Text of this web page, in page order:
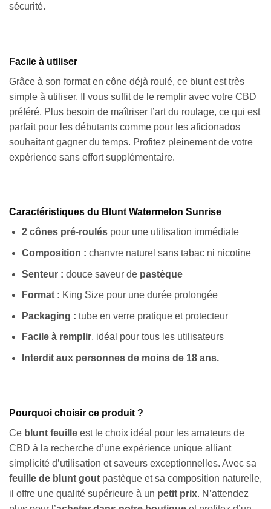
sécurité.
Facile à utiliser
Grâce à son format en cône déjà roulé, ce blunt est très
simple à utiliser. Il vous suffit de le remplir avec votre CBD
préféré. Plus besoin de maîtriser l’art du roulage, ce qui est
parfait pour les débutants comme pour les aficionados
souhaitant gagner du temps. Profitez pleinement de votre
expérience sans effort supplémentaire.
Caractéristiques du Blunt Watermelon Sunrise
2 cônes pré-rouléspour une utilisation immédiate
Composition : chanvre naturel sans tabac ni nicotine
Senteur : douce saveur de pastèque
Format : King Size pour une durée prolongée
Packaging : tube en verre pratique et protecteur
Facile à remplir, idéal pour tous les utilisateurs
Interdit aux personnes de moins de 18 ans.
Pourquoi choisir ce produit ?
Ce blunt feuille est le choix idéal pour les amateurs de
CBD à la recherche d’une expérience unique alliant
simplicité d’utilisation et saveurs exceptionnelles. Avec sa
feuille de blunt gout pastèque et sa composition naturelle,
il offre une qualité supérieure à un petit prix. N’attendez